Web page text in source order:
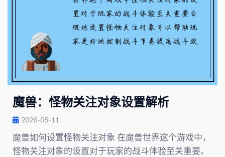
魔兽：怪物关注对象设置解析
2026-05-11
魔兽如何设置怪物关注对象 在魔兽世界这个游戏中，
怪物关注对象的设置对于玩家的战斗体验至关重要。